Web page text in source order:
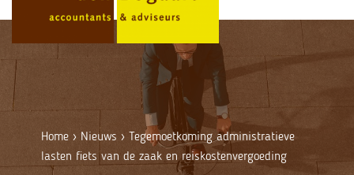
Home › Nieuws ›Tegemoetkoming administratieve
lasten fiets van de zaak en reiskostenvergoeding